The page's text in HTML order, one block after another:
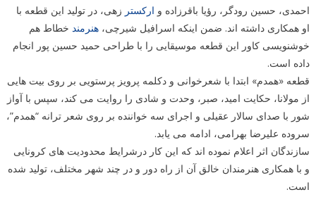
احمدی، حسین رودگر، رؤیا باقرزاده و ارکستر زهی، در تولید این قطعه با
او همکاری داشته اند. ضمن اینکه اسرافیل شیرچی، هنرمند خطاط هم
خوشنویسی کاور این قطعه موسیقایی را با طراحی حمید حسین پور انجام
داده است.
قطعه «همدم» ابتدا با شعرخوانی و دکلمه پرویز پرستویی بر روی بیت هایی
از مولانا، حکایت امید، صبر، وحدت و شادی را روایت می کند، سپس با آواز
شور با صدای سالار عقیلی و اجرای سه خواننده بر روی شعر ترانه “همدم”،
سروده علیرضا بهرامی، ادامه می یابد.
سازندگان اثر اعلام نموده اند که این کار درشرایط محدودیت های کرونایی
و با همکاری هنرمندان خالق آن از راه دور و در چند شهر مختلف، تولید شده
است.